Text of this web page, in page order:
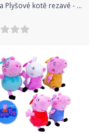
Aurora Plyšové kotě rezavé - Miyoni (20 cm)